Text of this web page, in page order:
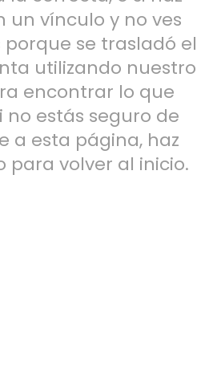
un vínculo y no ves
se trasladó el
utilizando nuestro
encontrar lo que
no estás seguro de
a esta página, haz
para volver al inicio.